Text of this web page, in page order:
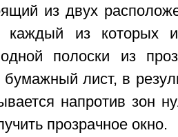
из двух
каждый из которых
полоски из
лист, в
напротив зон
прозрачное окно.